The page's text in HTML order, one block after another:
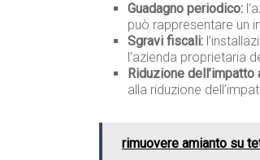
Guadagno periodico:
può rappresentare un
Sgravi fiscali:
l’azienda proprietaria
Riduzione dell’impatto
alla riduzione
rimuovere amianto su